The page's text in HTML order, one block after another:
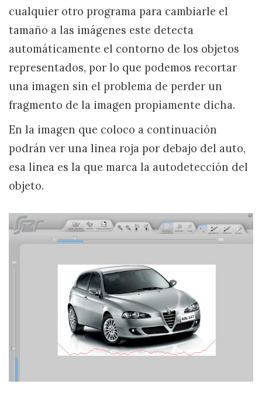
cualquier otro programa para cambiarle el
tamaño a las imágenes este detecta
automáticamente el contorno de los objetos
representados, por lo que podemos recortar
una imagen sin el problema de perder un
fragmento de la imagen propiamente dicha.
En la imagen que coloco a continuación
podrán ver una linea roja por debajo del auto,
esa linea es la que marca la autodetección del
objeto.